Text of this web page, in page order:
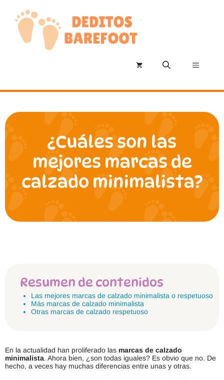
contenido
Menú
¿Cuáles son las
mejores marcas de
calzado minimalista?
Resumen de contenidos
Las mejores marcas de calzado minimalista o respetuoso
Más marcas de calzado minimalista
Otras marcas de calzado respetuoso
En la actualidad han proliferado las marcas de calzado
minimalista. Ahora bien, ¿son todas iguales? Es obvio que no. De
hecho, a veces hay muchas diferencias entre unas y otras.